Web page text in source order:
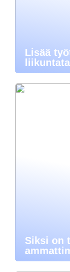
Lisää
Siksi on